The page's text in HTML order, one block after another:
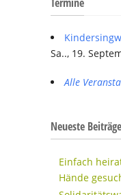
Sa.., 19.
Alle
Neueste Beiträge
Einfach
Hände